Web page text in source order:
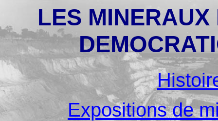
LES
Expositions de